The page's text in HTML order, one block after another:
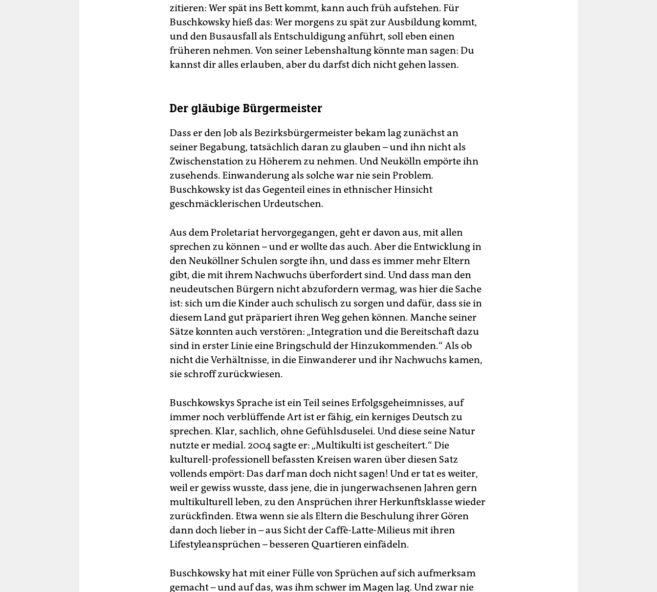
zitieren: Wer spät ins Bett kommt, kann auch früh aufstehen. Für
Buschkowsky hieß das: Wer morgens zu spät zur Ausbildung kommt,
und den Busausfall als Entschuldigung anführt, soll eben einen
früheren nehmen. Von seiner Lebenshaltung könnte man sagen: Du
kannst dir alles erlauben, aber du darfst dich nicht gehen lassen.
Der gläubige Bürgermeister
Dass er den Job als Bezirksbürgermeister bekam lag zunächst an
seiner Begabung, tatsächlich daran zu glauben – und ihn nicht als
Zwischenstation zu Höherem zu nehmen. Und Neukölln empörte ihn
zusehends. Einwanderung als solche war nie sein Problem.
Buschkowsky ist das Gegenteil eines in ethnischer Hinsicht
geschmäcklerischen Urdeutschen.
Aus dem Proletariat hervorgegangen, geht er davon aus, mit allen
sprechen zu können – und er wollte das auch. Aber die Entwicklung in
den Neuköllner Schulen sorgte ihn, und dass es immer mehr Eltern
gibt, die mit ihrem Nachwuchs überfordert sind. Und dass man den
neudeutschen Bürgern nicht abzufordern vermag, was hier die Sache
ist: sich um die Kinder auch schulisch zu sorgen und dafür, dass sie in
diesem Land gut präpariert ihren Weg gehen können. Manche seiner
Sätze konnten auch verstören: „Integration und die Bereitschaft dazu
sind in erster Linie eine Bringschuld der Hinzukommenden.“ Als ob
nicht die Verhältnisse, in die Einwanderer und ihr Nachwuchs kamen,
sie schroff zurückwiesen.
Buschkowskys Sprache ist ein Teil seines Erfolgsgeheimnisses, auf
immer noch verblüffende Art ist er fähig, ein kerniges Deutsch zu
sprechen. Klar, sachlich, ohne Gefühlsduselei. Und diese seine Natur
nutzte er medial. 2004 sagte er: „Multikulti ist gescheitert.“ Die
kulturell-professionell befassten Kreisen waren über diesen Satz
vollends empört: Das darf man doch nicht sagen! Und er tat es weiter,
weil er gewiss wusste, dass jene, die in jungerwachsenen Jahren gern
multikulturell leben, zu den Ansprüchen ihrer Herkunftsklasse wieder
zurückfinden. Etwa wenn sie als Eltern die Beschulung ihrer Gören
dann doch lieber in – aus Sicht der Caffè-Latte-Milieus mit ihren
Lifestyleansprüchen – besseren Quartieren einfädeln.
Buschkowsky hat mit einer Fülle von Sprüchen auf sich aufmerksam
gemacht – und auf das, was ihm schwer im Magen lag. Und zwar nie